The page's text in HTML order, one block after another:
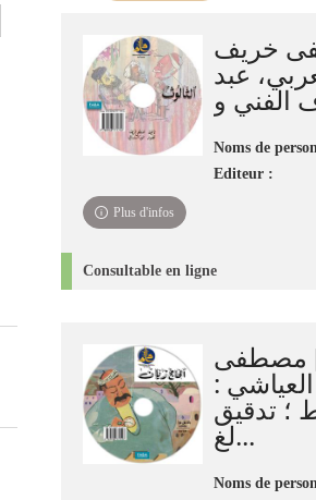
immédiate)
خريف
عبد
Noms de
Editeur :
Plus d'infos
Consultable en ligne
مصطفى
:
؛ تدقيق
لغ...
Noms de